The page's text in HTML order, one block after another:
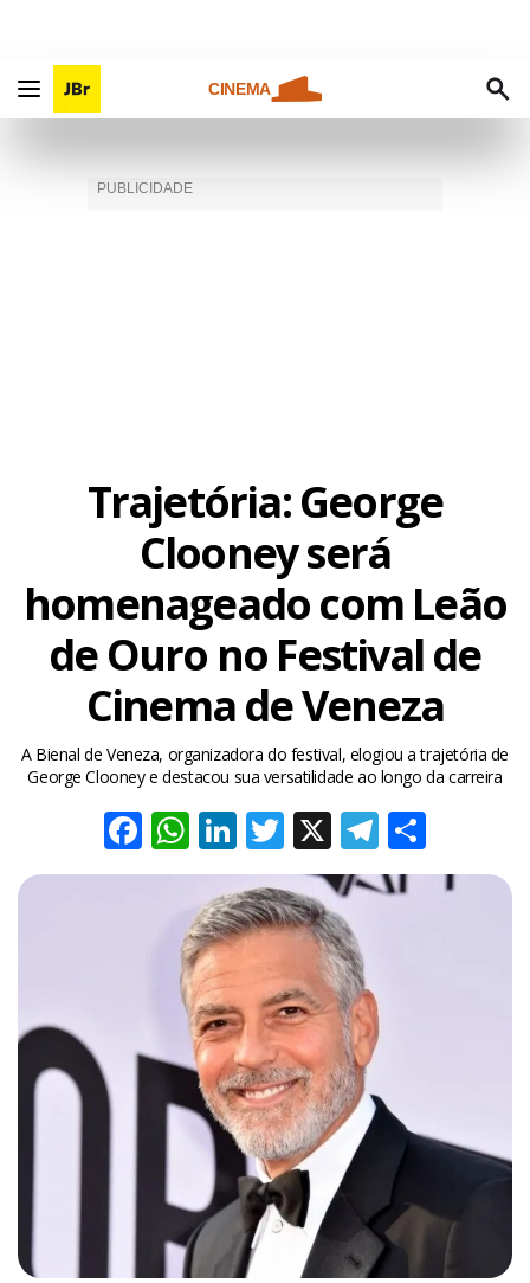
CINEMA
Trajetória: George
Clooney será
homenageado com Leão
de Ouro no Festival de
Cinema de Veneza
A Bienal de Veneza, organizadora do festival, elogiou a trajetória de
George Clooney e destacou sua versatilidade ao longo da carreira
Facebook
WhatsApp
LinkedIn
Twitter
X